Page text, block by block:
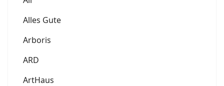
Alles Gute
Arboris
ARD
ArtHaus